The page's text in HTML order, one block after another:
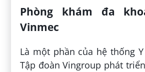
Phòng khám đa
Vinmec
Là một phần của hệ thống
Tập đoàn Vingroup phát